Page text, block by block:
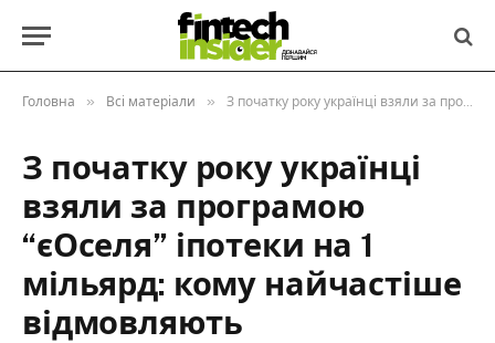
Головна » Всі матеріали » З початку року українці взяли за програмою “єОселя” іпотеки на 1 мільярд: кому найчастіше відмовляють
З початку року українці
взяли за програмою
“єОселя” іпотеки на 1
мільярд: кому найчастіше
відмовляють